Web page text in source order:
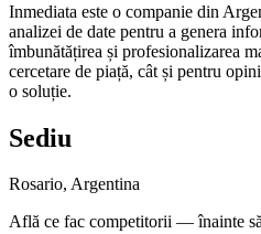
Inmediata este o companie din
analizei de date pentru a genera
îmbunătățirea și profesionalizarea
cercetare de piață, cât și pentru
o soluție.
Sediu
Rosario, Argentina
Află ce fac competitorii — înainte